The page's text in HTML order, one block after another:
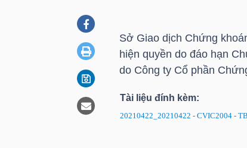
Sở Giao dịch Chứng
hiện quyền do đáo hạn
do Công ty Cổ phần
Tài liệu đính kèm:
20210422_20210422 - CVIC2004 -